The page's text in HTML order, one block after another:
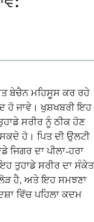
ਬੇਚੈਨ ਮਹਿਸੂਸ ਕਰ ਰਹੇ
ਹੋ ਜਾਵੇ। ਖੁਸ਼ਖਬਰੀ ਇਹ
ਸਰੀਰ ਨੂੰ ਠੀਕ ਹੋਣ
ਹੋ। ਪਿਤ ਦੀ ਉਲਟੀ
ਜਿਗਰ ਦਾ ਪੀਲਾ-ਹਰਾ
ਤੁਹਾਡੇ ਸਰੀਰ ਦਾ ਸੰਕੇਤ
ਲੋੜ ਹੈ, ਅਤੇ ਇਹ ਸਮਝਣਾ
ਵਿੱਚ ਪਹਿਲਾ ਕਦਮ